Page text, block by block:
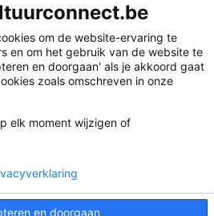
om de website-ervaring te
en om het gebruik van de website te
en doorgaan' als je akkoord gaat
zoals omschreven in onze
elk moment wijzigen of
en doorgaan